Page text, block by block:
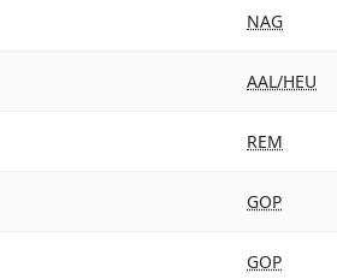
NAG
AAL/HEU
REM
GOP
GOP